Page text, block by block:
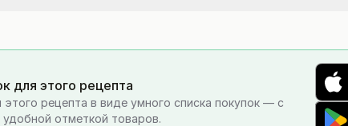
для этого рецепта
рецепта в виде умного списка покупок — с
отметкой товаров.